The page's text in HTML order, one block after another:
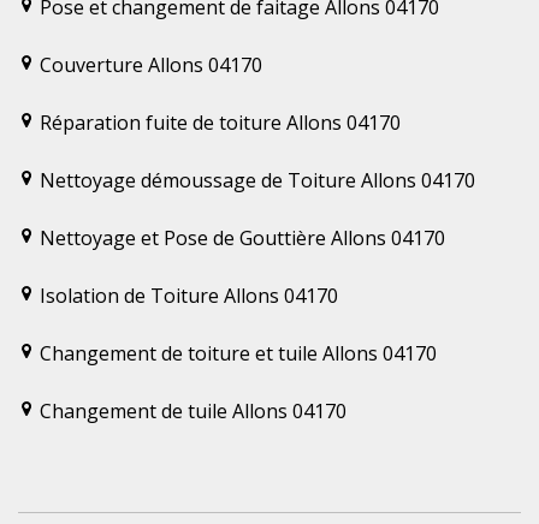
Pose et changement de faitage Allons 04170
Couverture Allons 04170
Réparation fuite de toiture Allons 04170
Nettoyage démoussage de Toiture Allons 04170
Nettoyage et Pose de Gouttière Allons 04170
Isolation de Toiture Allons 04170
Changement de toiture et tuile Allons 04170
Changement de tuile Allons 04170